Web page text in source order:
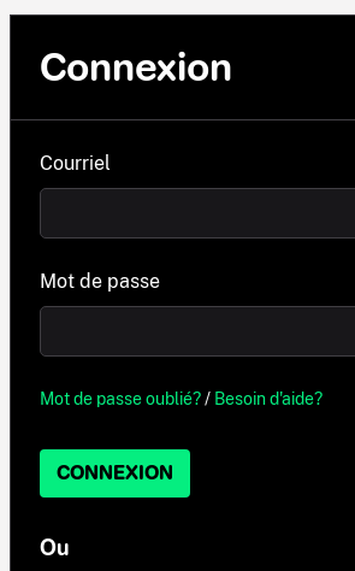
Connexion
Courriel
Mot de passe
Mot de passe oublié?/ Besoin d'aide?
CONNEXION
Ou